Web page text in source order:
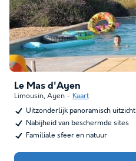
Le Mas d'Ayen
Limousin, Ayen
Kaart
Uitzonderlijk panoramisch uitzicht
Nabijheid van beschermde sites
Familiale sfeer en natuur